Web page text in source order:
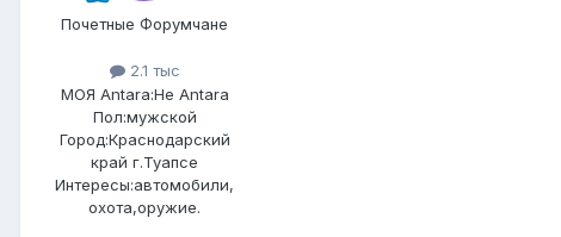
Почетные Форумчане
2.1 тыс
МОЯ Antara:Не Antara
Пол:мужской
Город:Краснодарский
край г.Туапсе
Интересы:автомобили,
охота,оружие.